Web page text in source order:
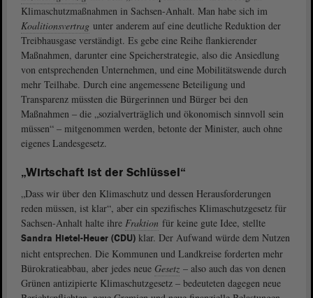
Klimaschutzmaßnahmen in Sachsen-Anhalt. Man habe sich im
Koalitionsvertrag unter anderem auf eine deutliche Reduktion der
Treibhausgase verständigt. Es gebe eine Reihe flankierender
Maßnahmen, darunter eine Speicherstrategie, also die Ansiedlung
von entsprechenden Unternehmen, und eine Mobilitätswende durch
mehr Teilhabe. Durch eine angemessene Beteiligung und
Transparenz müssten die Bürgerinnen und Bürger bei den
Maßnahmen ‒ die „sozialverträglich und ökonomisch sinnvoll sein
müssen“ ‒ mitgenommen werden, betonte der Minister, auch ohne
eigenes Landesgesetz.
„Wirtschaft ist der Schlüssel“
„Dass wir über den Klimaschutz und dessen Herausforderungen
reden müssen, ist klar“, aber ein spezifisches Klimaschutzgesetz für
Sachsen-Anhalt halte ihre Fraktion für keine gute Idee, stellte
Sandra Hietel-Heuer (CDU) klar. Der Aufwand würde dem Nutzen
nicht entsprechen. Die Kommunen und Landkreise forderten mehr
Bürokratieabbau, aber jedes neue Gesetz – also auch das von denen
Grünen antizipierte Klimaschutzgesetz ‒ bedeuteten dagegen neue